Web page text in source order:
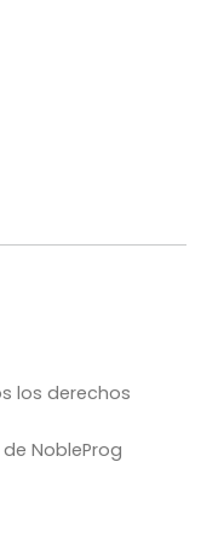
los derechos
NobleProg